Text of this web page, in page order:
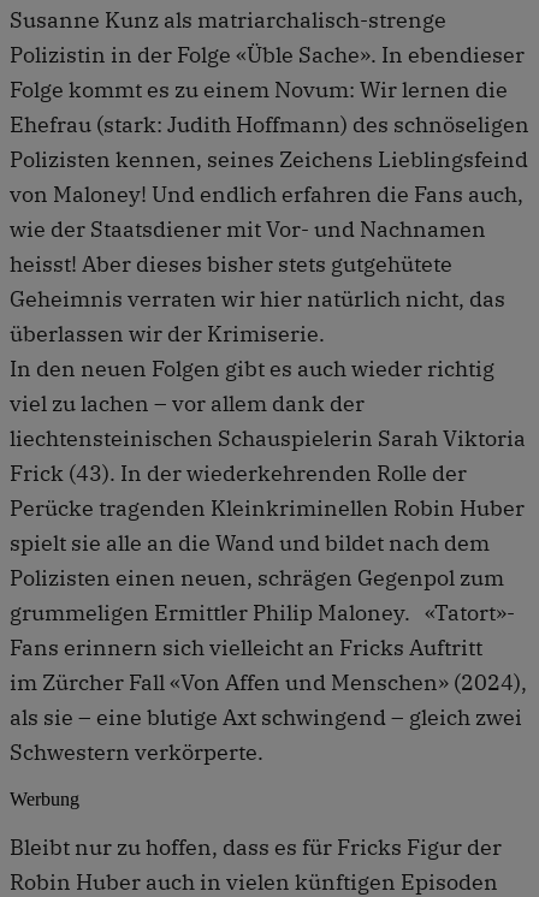
Susanne Kunz als matriarchalisch-strenge
Polizistin in der Folge «Üble Sache». In ebendieser
Folge kommt es zu einem Novum: Wir lernen die
Ehefrau (stark: Judith Hoffmann) des schnöseligen
Polizisten kennen, seines Zeichens Lieblingsfeind
von Maloney! Und endlich erfahren die Fans auch,
wie der Staatsdiener mit Vor- und Nachnamen
heisst! Aber dieses bisher stets gutgehütete
Geheimnis verraten wir hier natürlich nicht, das
überlassen wir der Krimiserie.
In den neuen Folgen gibt es auch wieder richtig
viel zu lachen – vor allem dank der
liechtensteinischen Schauspielerin Sarah Viktoria
Frick (43). In der wiederkehrenden Rolle der
Perücke tragenden Kleinkriminellen Robin Huber
spielt sie alle an die Wand und bildet nach dem
Polizisten einen neuen, schrägen Gegenpol zum
grummeligen Ermittler Philip Maloney. «Tatort»-
Fans erinnern sich vielleicht an Fricks Auftritt
im Zürcher Fall «Von Affen und Menschen» (2024),
als sie – eine blutige Axt schwingend – gleich zwei
Schwestern verkörperte.
Werbung
Bleibt nur zu hoffen, dass es für Fricks Figur der
Robin Huber auch in vielen künftigen Episoden